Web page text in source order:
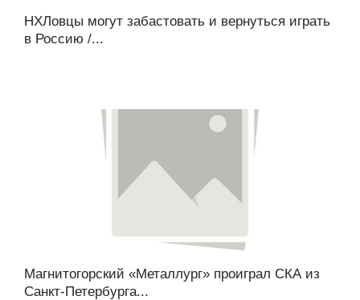
НХЛовцы могут забастовать и вернуться играть
в Россию /...
Магнитогорский «Металлург» проиграл СКА из
Санкт-Петербурга...